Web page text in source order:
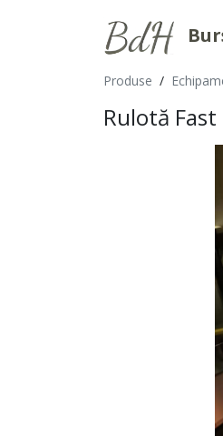
Produse /
Rulotă